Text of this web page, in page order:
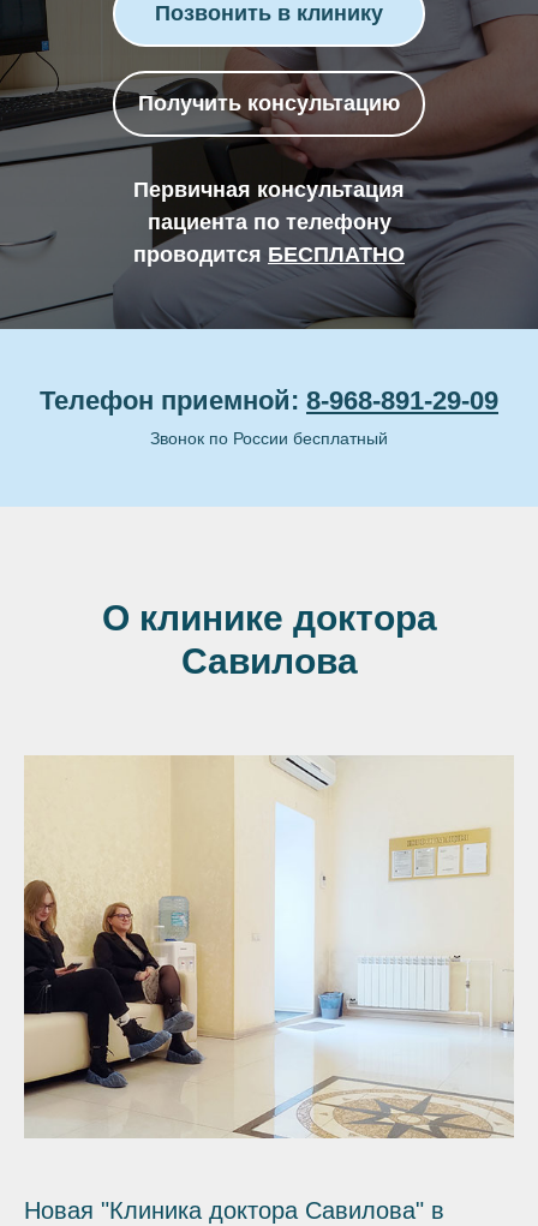
Позвонить в клинику
Получить консультацию
Первичная консультация
пациента по телефону
проводится БЕСПЛАТНО
Телефон приемной: 8-968-891-29-09
Звонок по России бесплатный
О клинике доктора
Савилова
Новая "Клиника доктора Савилова" в